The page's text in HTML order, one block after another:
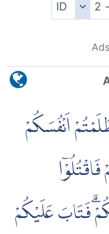
اَنْفُسَكُمْ
فَتَابَ عَلَيْكُمْ